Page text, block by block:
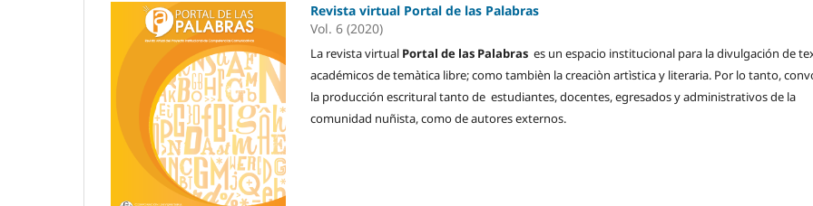
Revista virtual Portal de las Palabras
Vol. 6 (2020)
La revista virtual Portal de las Palabras es un espacio institucional para la divulgación de
académicos de temàtica libre; como tambièn la creaciòn artìstica y literaria. Por lo tanto,
la producción escritural tanto de estudiantes, docentes, egresados y administrativos de la
comunidad nuñista, como de autores externos.